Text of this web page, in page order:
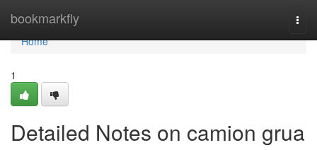
bookmarkfly
Home
Home
1
Detailed Notes on camion grua